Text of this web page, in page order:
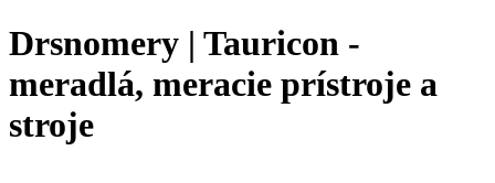
Drsnomery | Tauricon -
meradlá, meracie prístroje a
stroje